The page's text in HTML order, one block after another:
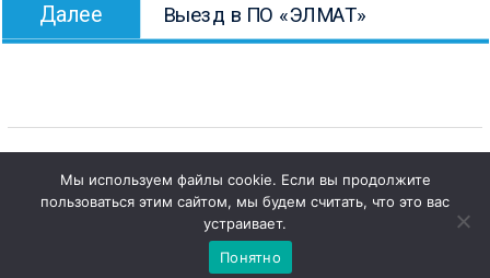
Далее
запись:
Выезд в ПО «ЭЛМАТ»
Copyright © Все права защищены.
КОНБ им. В.Г. Белинского
Мы используем файлы cookie. Если вы продолжите
пользоваться этим сайтом, мы будем считать, что это вас
устраивает.
Понятно
1
Чат с
администратором